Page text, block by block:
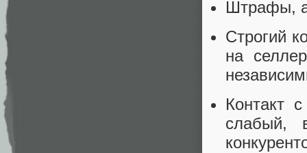
Штрафы,
Строгий
на
Контакт
слабый,